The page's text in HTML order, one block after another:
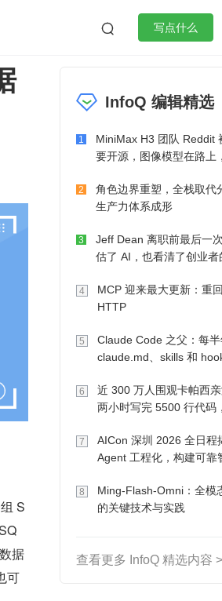
 写点什么
作
微服务架构 flutter
S
据
可
InfoQ 编辑精选
1
MiniMax H3 团队 Reddit
要开源，图像模型在路上
2
角色边界重塑，全栈取代
生产力体系成形
3
Jeff Dean 离职前最后一
估了 AI，也看清了创业者
4
MCP 迎来最大更新：重
HTTP
5
Claude Code 之父：每
claude.md、skills 和
6
近 300 万人围观卡帕西亲
两小时写完 5500 行代码
7
AICon 深圳 2026 全日程
Agent 工程化，构建可靠
8
Ming-Flash-Omni：全模
的关键技术与实践
查看更多 InfoQ 精选内容 >